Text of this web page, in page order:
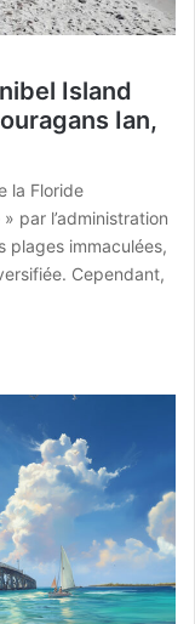
Island
Ian,
la Floride
par l’administration
plages immaculées,
Cependant,